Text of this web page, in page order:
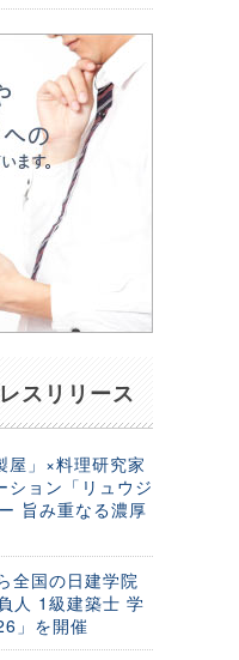
スリリース
屋」×料理研究家
ション「リュウジ
旨み重なる濃厚
全国の日建学院
人 1級建築士 学
」を開催